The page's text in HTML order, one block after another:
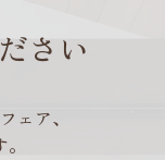
さい
ェア、